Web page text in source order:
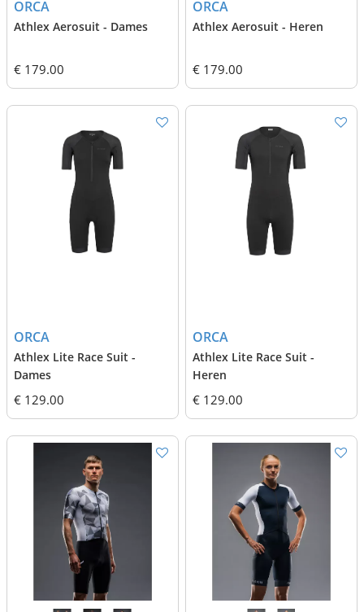
ORCA
Athlex Aerosuit - Dames
€ 179.00
ORCA
Athlex Aerosuit - Heren
€ 179.00
ORCA
Athlex Lite Race Suit -
Dames
€ 129.00
ORCA
Athlex Lite Race Suit -
Heren
€ 129.00